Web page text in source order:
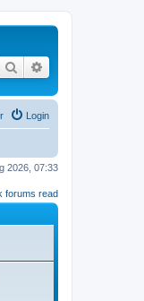
Search
Login
2026, 07:33
forums read